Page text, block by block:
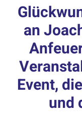
u
s
t
w
l
e
r
an
Event,
und